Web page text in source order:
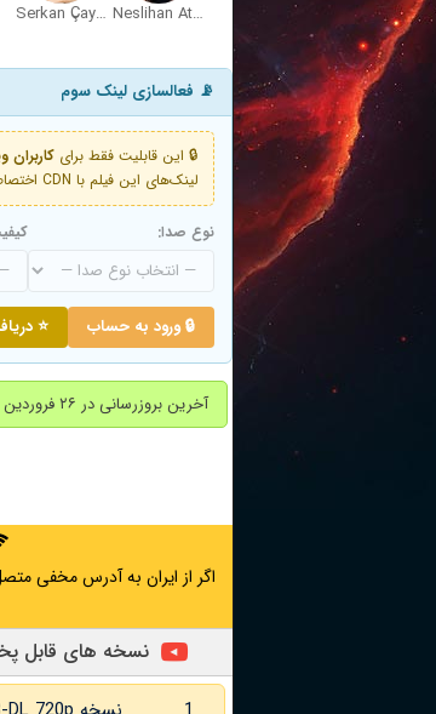
Neslihan Atagül
Serkan Çayoglu
📡 فعالسازی لینک سوم
🔒 این قابلیت فقط برای کاربران
لینک‌های این فیلم با CDN اختصاصی ایران را ثبت کنید و دقایقی بعد به لینک سوم آن دسترسی خواهید داشت
نوع صدا:
🔒 ورود به حساب ⭐
آخرین بروزرسانی در ۲۶ فروردین ۱۴۰۲ ، زیرنویس فارسی اضافه شد
نسخه های قابل